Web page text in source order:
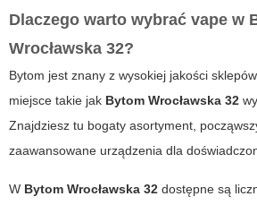
Dlaczego warto wybrać vape w
Wrocławska 32?
Bytom jest znany z wysokiej jakości
miejsce takie jak Bytom Wrocławska 32
Znajdziesz tu bogaty asortyment,
zaawansowane urządzenia dla
W Bytom Wrocławska 32 dostępne są